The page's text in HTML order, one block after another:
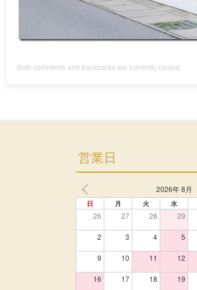
Both comments and trackbacks are currently closed.
営業日
2026年 8月
日 月 火 水
26 27 28 29
2 3 4 5
9 10 11 12
16 17 18 19